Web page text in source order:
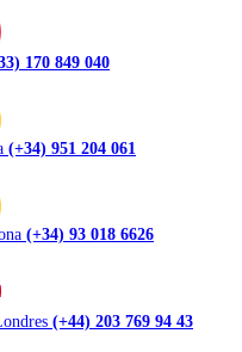
170 849 040
(+34) 951 204 061
(+34) 93 018 6626
(+44) 203 769 94 43